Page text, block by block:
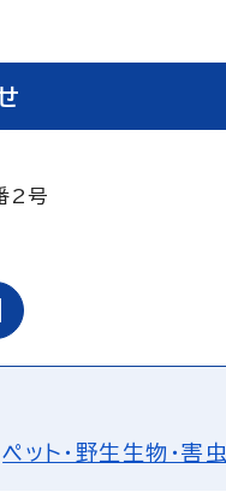
2号
ペット・野生生物・害虫